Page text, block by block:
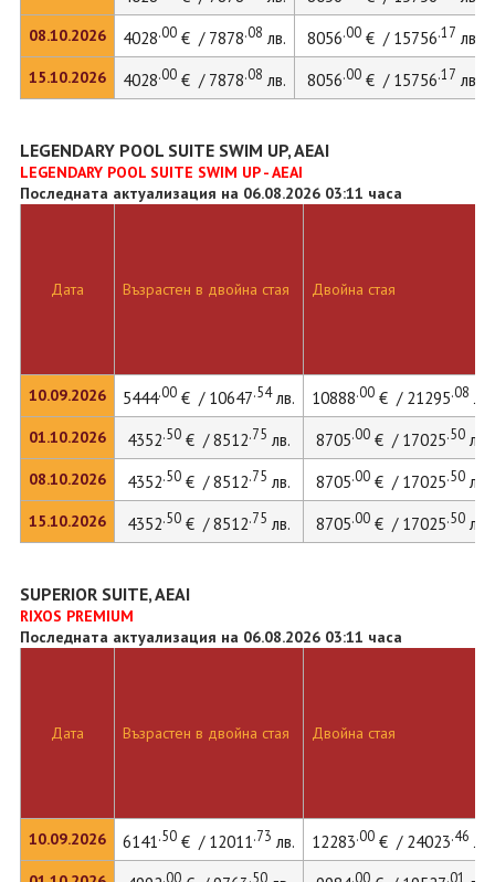
08.10.2026
15.10.2026
4028.00€ / 7878.08 лв. 8056.00€ / 15756.17 лв.
4028.00€ / 7878.08 лв. 8056.00€ / 15756.17 лв.
LEGENDARY POOL SUITE SWIM UP, AEAI
LEGENDARY POOL SUITE SWIM UP - AEAI
Последната актуализация на 06.08.2026 03:11 часа
Дата
10.09.2026
01.10.2026
08.10.2026
15.10.2026
Възрастен в двойна стая Двойна стая
5444.00€ / 10647.54лв. 10888.00€ / 21295.08 лв.
4352.50€ / 8512.75 лв. 8705.00€ / 17025.50лв.
4352.50€ / 8512.75 лв. 8705.00€ / 17025.50лв.
4352.50€ / 8512.75 лв. 8705.00€ / 17025.50лв.
SUPERIOR SUITE, AEAI
RIXOS PREMIUM
Последната актуализация на 06.08.2026 03:11 часа
Дата
10.09.2026
Възрастен в двойна стая Двойна стая
6141.50€ / 12011.73 лв. 12283.00€ / 24023.46 лв.
.00 .50 .00 .01